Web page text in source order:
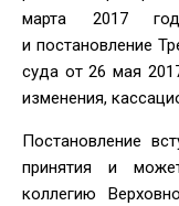
марта 2017
и постановление
суда от 26 мая
изменения,
Постановление
принятия и
коллегию